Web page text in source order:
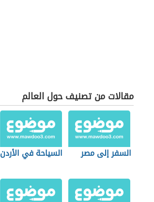
مقالات من تصنيف حول العالم
السفر إلى مصر السياحة في الأردن